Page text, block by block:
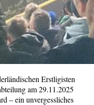
Erstligisten
am 29.11.2025
– ein unvergessliches